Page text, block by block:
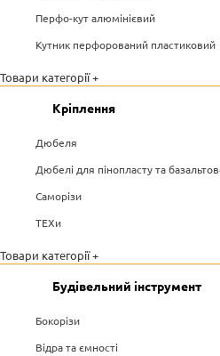
Перфо-кут алюмінієвий
Кутник перфорований пластиковий
Товари категорії +
Кріплення
Дюбеля
Дюбелі для пінопласту та
Саморізи
ТЕХи
Товари категорії +
Будівельний інструмент
Бокорізи
Відра та ємності